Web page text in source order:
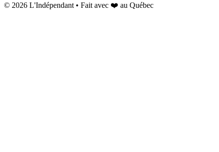
© 2026 L'Indépendant • Fait avec ❤️ au Québec